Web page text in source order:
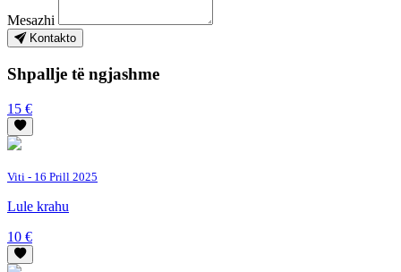
Mesazhi
Kontakto
Shpallje të ngjashme
15 €
Viti - 16 Prill 2025
Lule krahu
10 €